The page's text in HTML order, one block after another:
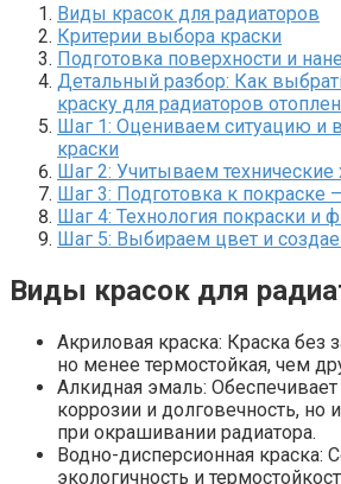
Виды красок для радиаторов
Критерии выбора краски
Подготовка поверхности и
Детальный разбор: Как
краску для радиаторов
Шаг 1: Оцениваем ситуацию и
краски
Шаг 2: Учитываем технические
Шаг 3: Подготовка к покраске
Шаг 4: Технология покраски
Шаг 5: Выбираем цвет и
Виды красок для
Акриловая краска: Краска без
но менее термостойкая, чем
Алкидная эмаль:
коррозии и долговечность, но
при окрашивании радиатора.
Водно-дисперсионная краска:
экологичность и